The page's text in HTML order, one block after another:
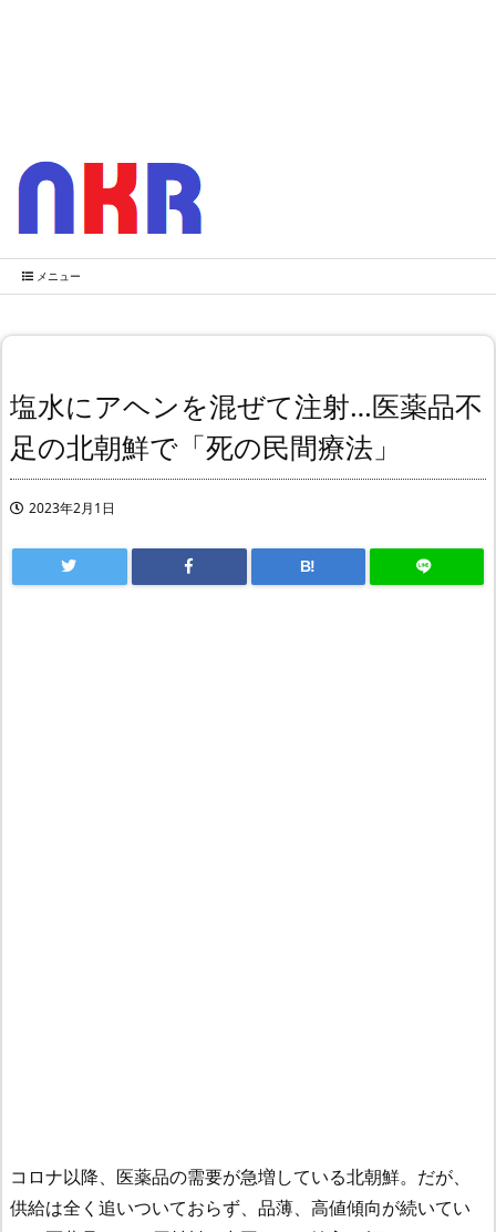
メニュー
塩水にアヘンを混ぜて注射…医薬品不
足の北朝鮮で「死の民間療法」
2023年2月1日
B!
コロナ以降、医薬品の需要が急増している北朝鮮。だが、
供給は全く追いついておらず、品薄、高値傾向が続いてい